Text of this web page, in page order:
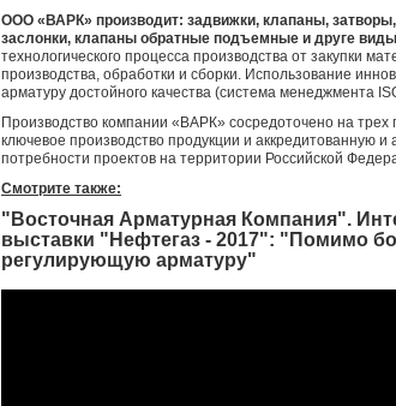
ООО «ВАРК» производит: задвижки, клапаны,
заслонки, клапаны обратные подъемные и друге
технологического процесса производства от закупки
производства, обработки и сборки. Использование
арматуру достойного качества (система менеджмента
Производство компании «ВАРК» сосредоточено на трех
ключевое производство продукции и аккредитованную
потребности проектов на территории Российской
Смотрите также:
"Восточная Арматурная Компания".
выставки "Нефтегаз - 2017": "Помимо
регулирующую арматуру"